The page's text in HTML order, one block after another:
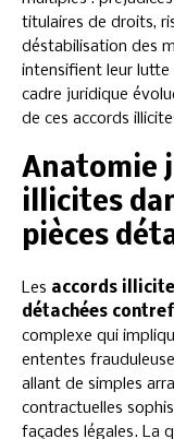
titulaires de droits,
déstabilisation des
intensifient leur lutte
cadre juridique
de ces accords
Anatomie
illicites
pièces
Les accords
détachées
complexe qui
ententes
allant de simples
contractuelles
façades légales. La